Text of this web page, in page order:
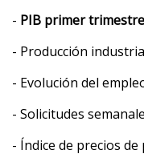
- PIB primer
- Producción
- Evolución del
- Solicitudes
- Índice de precios